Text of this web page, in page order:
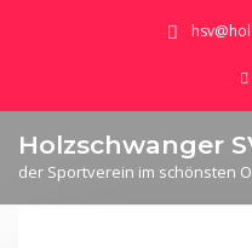
Holzschwanger
der Sportverein im schönsten